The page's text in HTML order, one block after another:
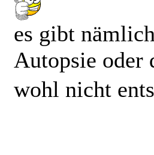
es gibt
Autopsie oder
wohl nicht